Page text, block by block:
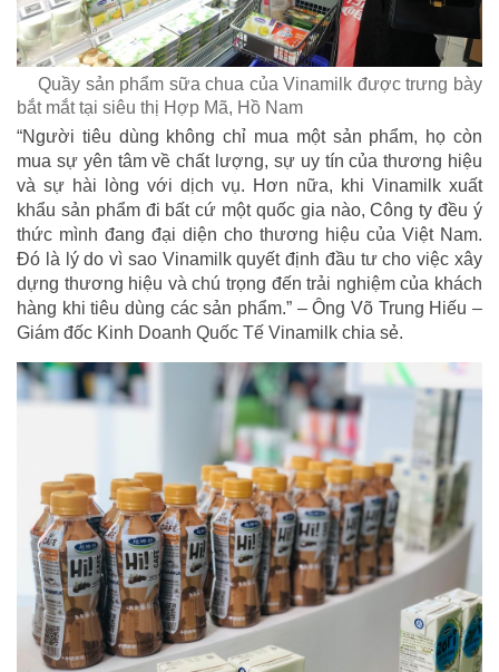
Quầy sản phẩm sữa chua của Vinamilk được trưng bày
bắt mắt tại siêu thị Hợp Mã, Hồ Nam
“Người tiêu dùng không chỉ mua một sản phẩm, họ còn
mua sự yên tâm về chất lượng, sự uy tín của thương hiệu
và sự hài lòng với dịch vụ. Hơn nữa, khi Vinamilk xuất
khẩu sản phẩm đi bất cứ một quốc gia nào, Công ty đều ý
thức mình đang đại diện cho thương hiệu của Việt Nam.
Đó là lý do vì sao Vinamilk quyết định đầu tư cho việc xây
dựng thương hiệu và chú trọng đến trải nghiệm của khách
hàng khi tiêu dùng các sản phẩm.” – Ông Võ Trung Hiếu –
Giám đốc Kinh Doanh Quốc Tế Vinamilk chia sẻ.